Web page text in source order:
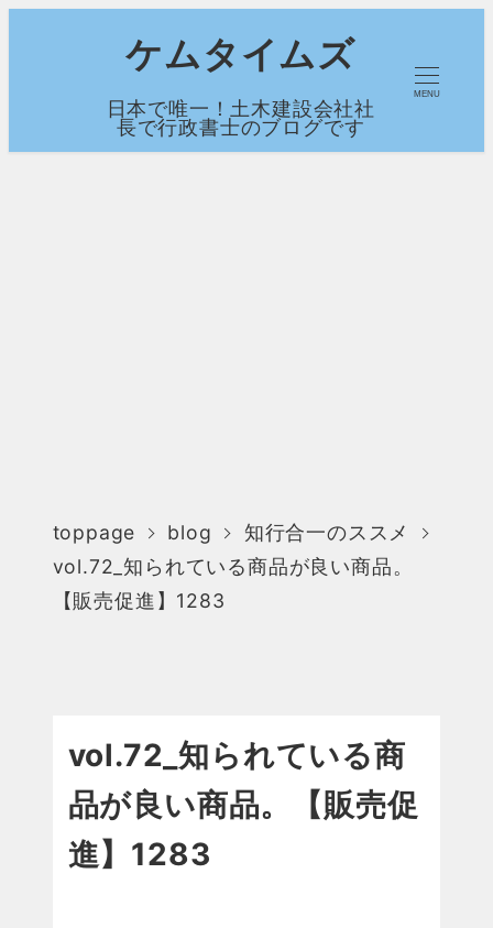
コ
ケムタイムズ
日本で唯一！土木建設会社社
長で行政書士のブログです
MENU
toppage blog
知行合一のススメ
vol.72_知られている商品が良い商品。
【販売促進】1283
vol.72_知られている商
品が良い商品。【販売促
進】1283